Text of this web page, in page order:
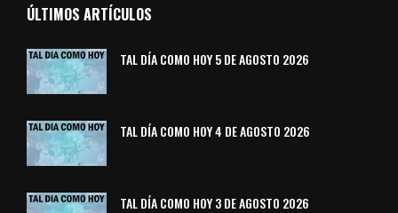
ÚLTIMOS ARTÍCULOS
TAL DÍA COMO HOY 5 DE AGOSTO 2026
TAL DÍA COMO HOY 4 DE AGOSTO 2026
TAL DÍA COMO HOY 3 DE AGOSTO 2026